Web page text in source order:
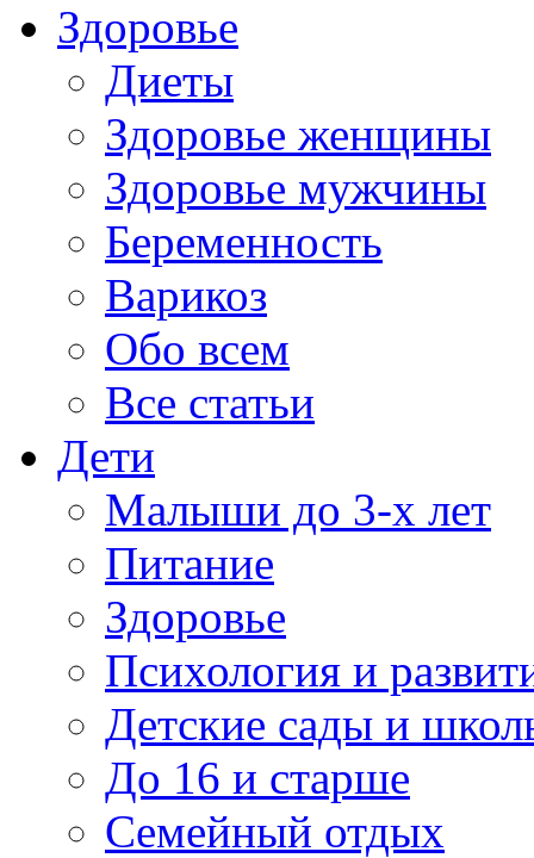
Здоровье
Диеты
Здоровье женщины
Здоровье мужчины
Беременность
Варикоз
Обо всем
Все статьи
Дети
Малыши до 3-х лет
Питание
Здоровье
Психология и
Детские сады и
До 16 и старше
Семейный отдых